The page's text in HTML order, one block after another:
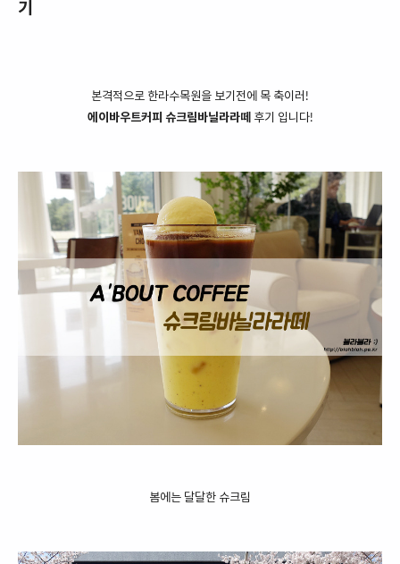
기
본격적으로 한라수목원을 보기전에 목 축이러!
에이바우트커피 슈크림바닐라라떼 후기 입니다!
봄에는 달달한 슈크림